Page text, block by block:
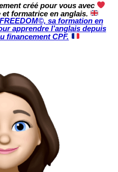
créé pour vous avec
formatrice en anglais.
sa formation en
apprendre l’anglais depuis
financement CPF.